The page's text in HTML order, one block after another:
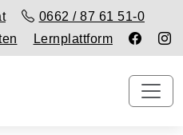
0662 / 87 61 51-0
Lernplattform